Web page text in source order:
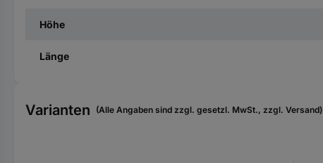
Höhe
Länge
Varianten (Alle Angaben sind zzgl. gesetzl. MwSt., zzgl. Versand)